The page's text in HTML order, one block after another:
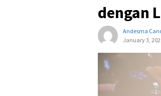
dengan
Andesma
January 3,